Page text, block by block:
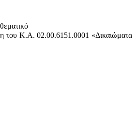
του Κ.Α. 02.00.6151.0001 «Δικαιώματα